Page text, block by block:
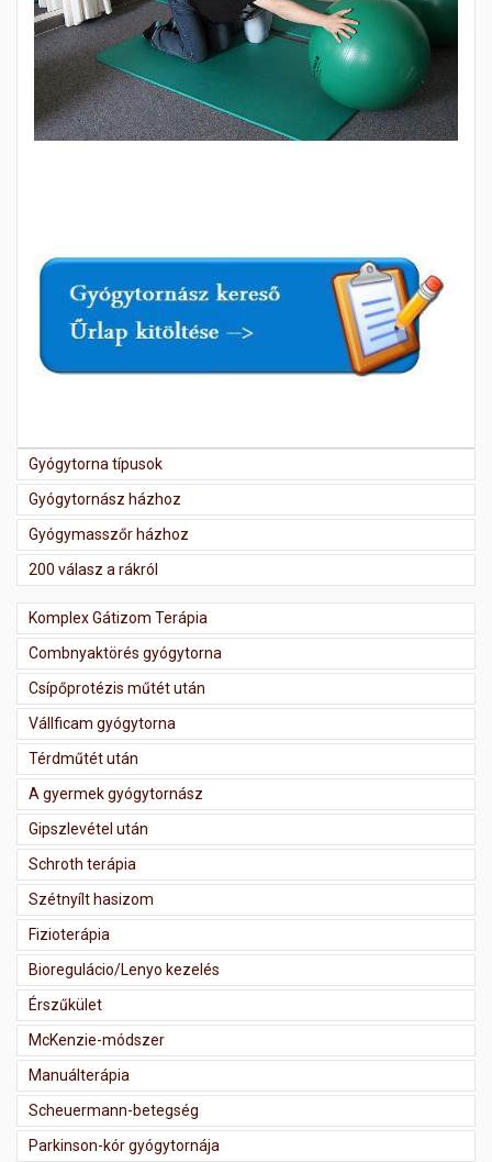
Gyógytorna típusok
Gyógytornász házhoz
Gyógymasszőr házhoz
200 válasz a rákról
Komplex Gátizom Terápia
Combnyaktörés gyógytorna
Csípőprotézis műtét után
Vállficam gyógytorna
Térdműtét után
A gyermek gyógytornász
Gipszlevétel után
Schroth terápia
Szétnyílt hasizom
Fizioterápia
Bioregulácio/Lenyo kezelés
Érszűkület
McKenzie-módszer
Manuálterápia
Scheuermann-betegség
Parkinson-kór gyógytornája